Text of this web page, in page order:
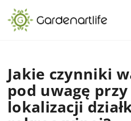
Jakie czynniki
pod uwagę
lokalizacji